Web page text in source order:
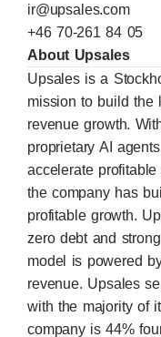
ir@upsales.com
+46 70-261 84 05
About Upsales
Upsales is a
mission to build the
revenue growth.
proprietary AI
accelerate
the company has
profitable growth.
zero debt and
model is powered
revenue. Upsales
with the majority of
company is 44%